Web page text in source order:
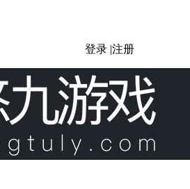
登录 |注册